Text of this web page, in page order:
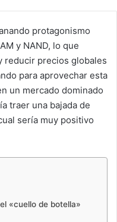
protagonismo
y NAND, lo que
reducir precios globales
para aprovechar esta
un mercado dominado
traer una bajada de
sería muy positivo
«cuello de botella»